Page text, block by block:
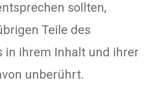
sollten,
Teile des
in ihrem Inhalt und ihrer
unberührt.